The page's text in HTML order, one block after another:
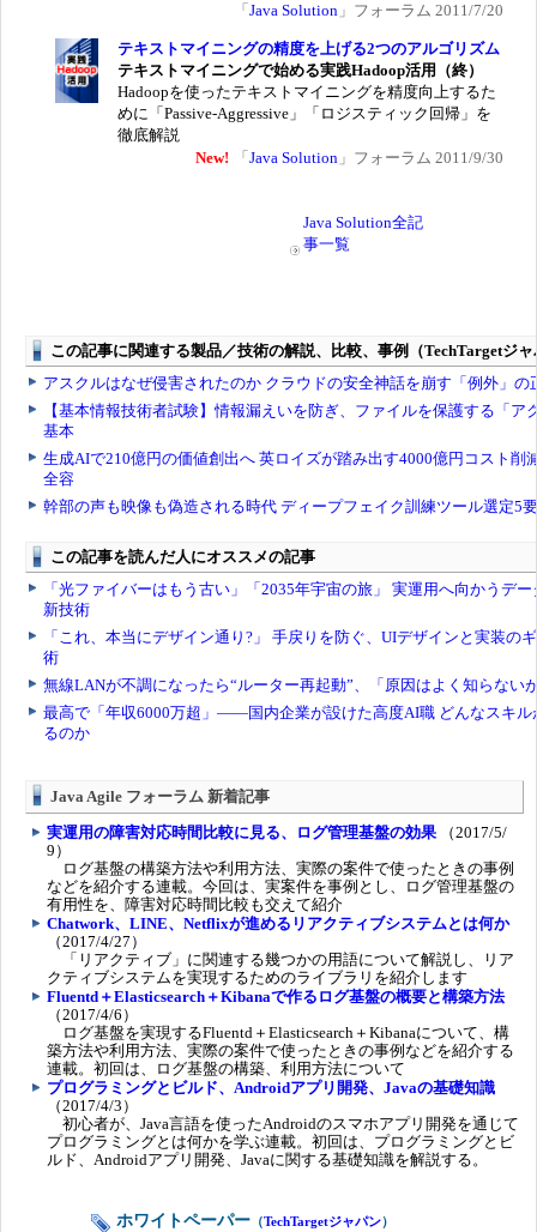
「 Java Solution 」フォーラム 2011/7/20
テキストマイニングの精度を上げる2つのアルゴリズム
テキストマイニングで始める実践Hadoop活用（終）
Hadoopを使ったテキストマイニングを精度向上するた
めに「Passive-Aggressive」「ロジスティック回帰」を
徹底解説
New!
「 Java Solution 」フォーラム 2011/9/30
Java Solution全記
事一覧
Java Agile フォーラム 新着記事
実運用の障害対応時間比較に見る、ログ管理基盤の効果 （2017/5/
9）
ログ基盤の構築方法や利用方法、実際の案件で使ったときの事例
などを紹介する連載。今回は、実案件を事例とし、ログ管理基盤の
有用性を、障害対応時間比較も交えて紹介
Chatwork、LINE、Netflixが進めるリアクティブシステムとは何か
（2017/4/27）
「リアクティブ」に関連する幾つかの用語について解説し、リア
クティブシステムを実現するためのライブラリを紹介します
Fluentd＋Elasticsearch＋Kibanaで作るログ基盤の概要と構築方法
（2017/4/6）
ログ基盤を実現するFluentd＋Elasticsearch＋Kibanaについて、構
築方法や利用方法、実際の案件で使ったときの事例などを紹介する
連載。初回は、ログ基盤の構築、利用方法について
プログラミングとビルド、Androidアプリ開発、Javaの基礎知識
（2017/4/3）
初心者が、Java言語を使ったAndroidのスマホアプリ開発を通じて
プログラミングとは何かを学ぶ連載。初回は、プログラミングとビ
ルド、Androidアプリ開発、Javaに関する基礎知識を解説する。
ホワイトペーパー （TechTargetジャパン）